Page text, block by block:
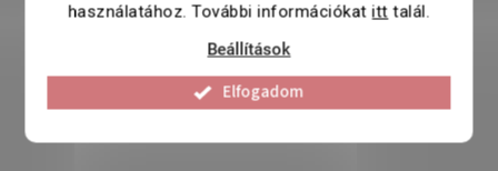
használatához. További információkatitt talál.
Beállítások
Elfogadom